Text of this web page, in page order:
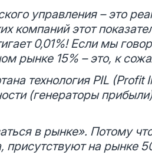
управления – это
компаний этот
0,01%! Если мы
рынке 15% – это, к
технология PIL (Profit
(генераторы
в рынке». Потому
на рынке